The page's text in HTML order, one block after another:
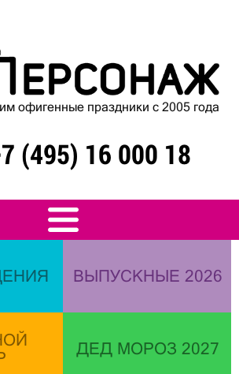
офигенные праздники с 2005 года
(495) 16 000 18
ВЫПУСКНЫЕ 2026
ДЕД МОРОЗ 2027